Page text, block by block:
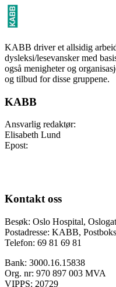
KABB driver et allsidig
dysleksi/lesevansker med
også menigheter og
og tilbud for disse gruppene.
KABB
Ansvarlig redaktør:
Elisabeth Lund
Epost:
Kontakt oss
Besøk: Oslo Hospital,
Postadresse: KABB,
Telefon: 69 81 69 81
Bank: 3000.16.15838
Org. nr: 970 897 003 MVA
VIPPS: 20729